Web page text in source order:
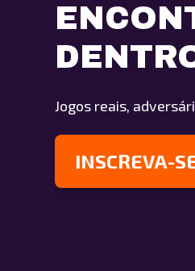
Jogos reais,
INSCREVA-